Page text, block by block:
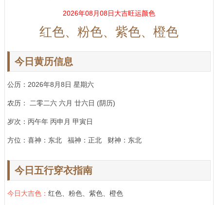
2026年08月08日大吉旺运颜色
红色、粉色、紫色、橙色
今日黄历信息
公历：2026年8月8日 星期六
农历： 二零二六 六月 廿六日 (阴历)
岁次：丙午年 丙申月 甲寅日
方位：喜神：东北 福神：正北 财神：东北
今日五行穿衣指南
今日大吉色： 红色、粉色、紫色、橙色